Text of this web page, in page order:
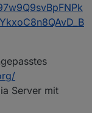
Server mit